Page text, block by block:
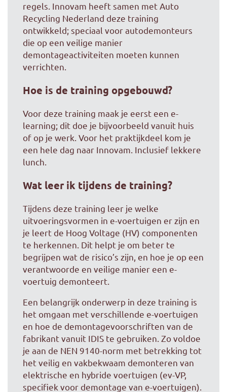
regels. Innovam heeft samen met Auto
Recycling Nederland deze training
ontwikkeld; speciaal voor autodemonteurs
die op een veilige manier
demontageactiviteiten moeten kunnen
verrichten.
Hoe is de training opgebouwd?
Voor deze training maak je eerst een e-
learning; dit doe je bijvoorbeeld vanuit huis
of op je werk. Voor het praktijkdeel kom je
een hele dag naar Innovam. Inclusief lekkere
lunch.
Wat leer ik tijdens de training?
Tijdens deze training leer je welke
uitvoeringsvormen in e-voertuigen er zijn en
je leert de Hoog Voltage (HV) componenten
te herkennen. Dit helpt je om beter te
begrijpen wat de risico’s zijn, en hoe je op een
verantwoorde en veilige manier een e-
voertuig demonteert.
Een belangrijk onderwerp in deze training is
het omgaan met verschillende e-voertuigen
en hoe de demontagevoorschriften van de
fabrikant vanuit IDIS te gebruiken. Zo voldoe
je aan de NEN 9140-norm met betrekking tot
het veilig en vakbekwaam demonteren van
elektrische en hybride voertuigen (ev-VP,
specifiek voor demontage van e-voertuigen).